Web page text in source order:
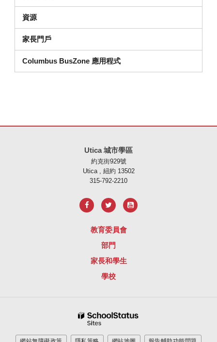
資源
家長門戶
Columbus BusZone 應用程式
Utica 城市學區
約克街929號
Utica , 紐約 13502
315-792-2210
教育委員會
部門
家長和學生
學校